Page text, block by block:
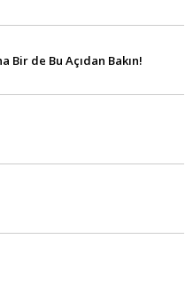
Bir de Bu Açıdan Bakın!